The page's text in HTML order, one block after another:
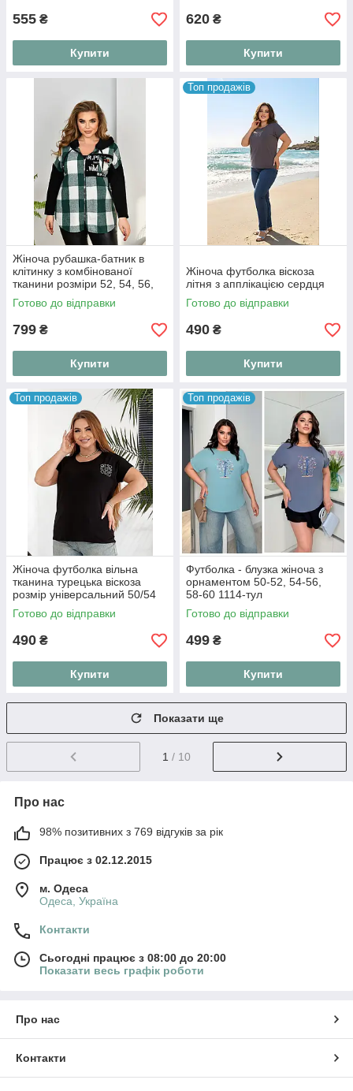
555 ₴
Купити
620 ₴
Купити
Жіноча рубашка-батник в
клітинку з комбінованої
тканини розміри 52, 54, 56,
58 (№1282)
Готово до відправки
799 ₴
Купити
Топ продажів
Жіноча футболка віскоза
літня з апплікацією сердця
Готово до відправки
490 ₴
Купити
Топ продажів
Жіноча футболка вільна
тканина турецька віскоза
розмір універсальний 50/54
Готово до відправки
490 ₴
Купити
Топ продажів
Футболка - блузка жіноча з
орнаментом 50-52, 54-56,
58-60 1114-тул
Готово до відправки
499 ₴
Купити
Показати ще
1 / 10
Про нас
98% позитивних з 769 відгуків за рік
Працює з 02.12.2015
м. Одеса
Одеса, Україна
Контакти
Сьогодні працює з 08:00 до 20:00
Показати весь графік роботи
Про нас
Контакти